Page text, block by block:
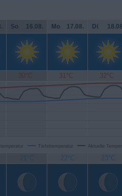
So. 16.08. Mo. 17.08. Di.
30°C 31°C 32°C
Tiefsttemperatur Aktuelle
21°C 22°C 23°C